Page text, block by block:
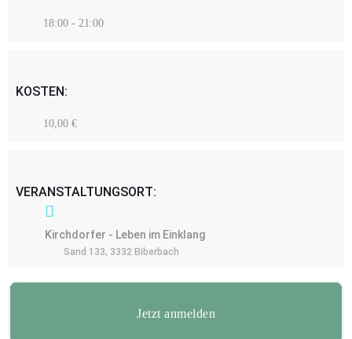
18:00 - 21:00
KOSTEN:
10,00 €
VERANSTALTUNGSORT:
Kirchdorfer - Leben im Einklang
Sand 133, 3332 Biberbach
Jetzt anmelden